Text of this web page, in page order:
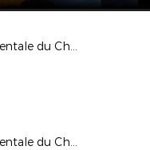
Finale Départementale du Challenge Seine et Marne U10/U11 à VILLEPARISIS
Finale Départementale du Challenge Seine et Marne U12/U13 à MELUN